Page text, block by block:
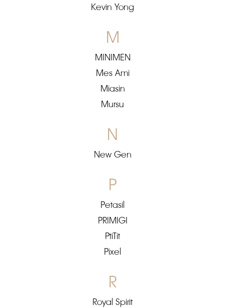
Kevin Yong
M
MINIMEN
Mes Ami
Miasin
Mursu
N
New Gen
P
Petasil
PRIMIGI
PtiTit
Pixel
R
Royal Spirit